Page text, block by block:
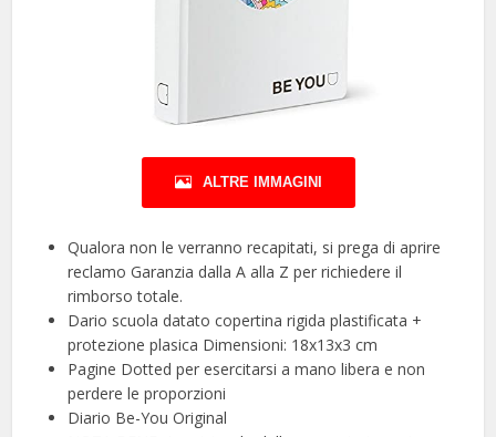
ALTRE IMMAGINI
Qualora non le verranno recapitati, si prega di aprire
reclamo Garanzia dalla A alla Z per richiedere il
rimborso totale.
️Dario scuola datato copertina rigida plastificata +
protezione plasica Dimensioni: 18x13x3 cm
Pagine Dotted per esercitarsi a mano libera e non
perdere le proporzioni
️Diario Be-You Original